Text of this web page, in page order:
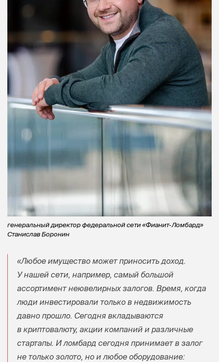
генеральный директор федеральной сети «Фианит-Ломбард»
Станислав Боронин
«Любое имущество может приносить доход.
У нашей сети, например, самый большой
ассортимент неювелирных залогов. Время, когда
люди инвестировали только в недвижимость
давно прошло. Сегодня вкладываются
в криптовалюту, акции компаний и различные
стартапы. И ломбард сегодня принимает в залог
не только золото, но и любое оборудование: